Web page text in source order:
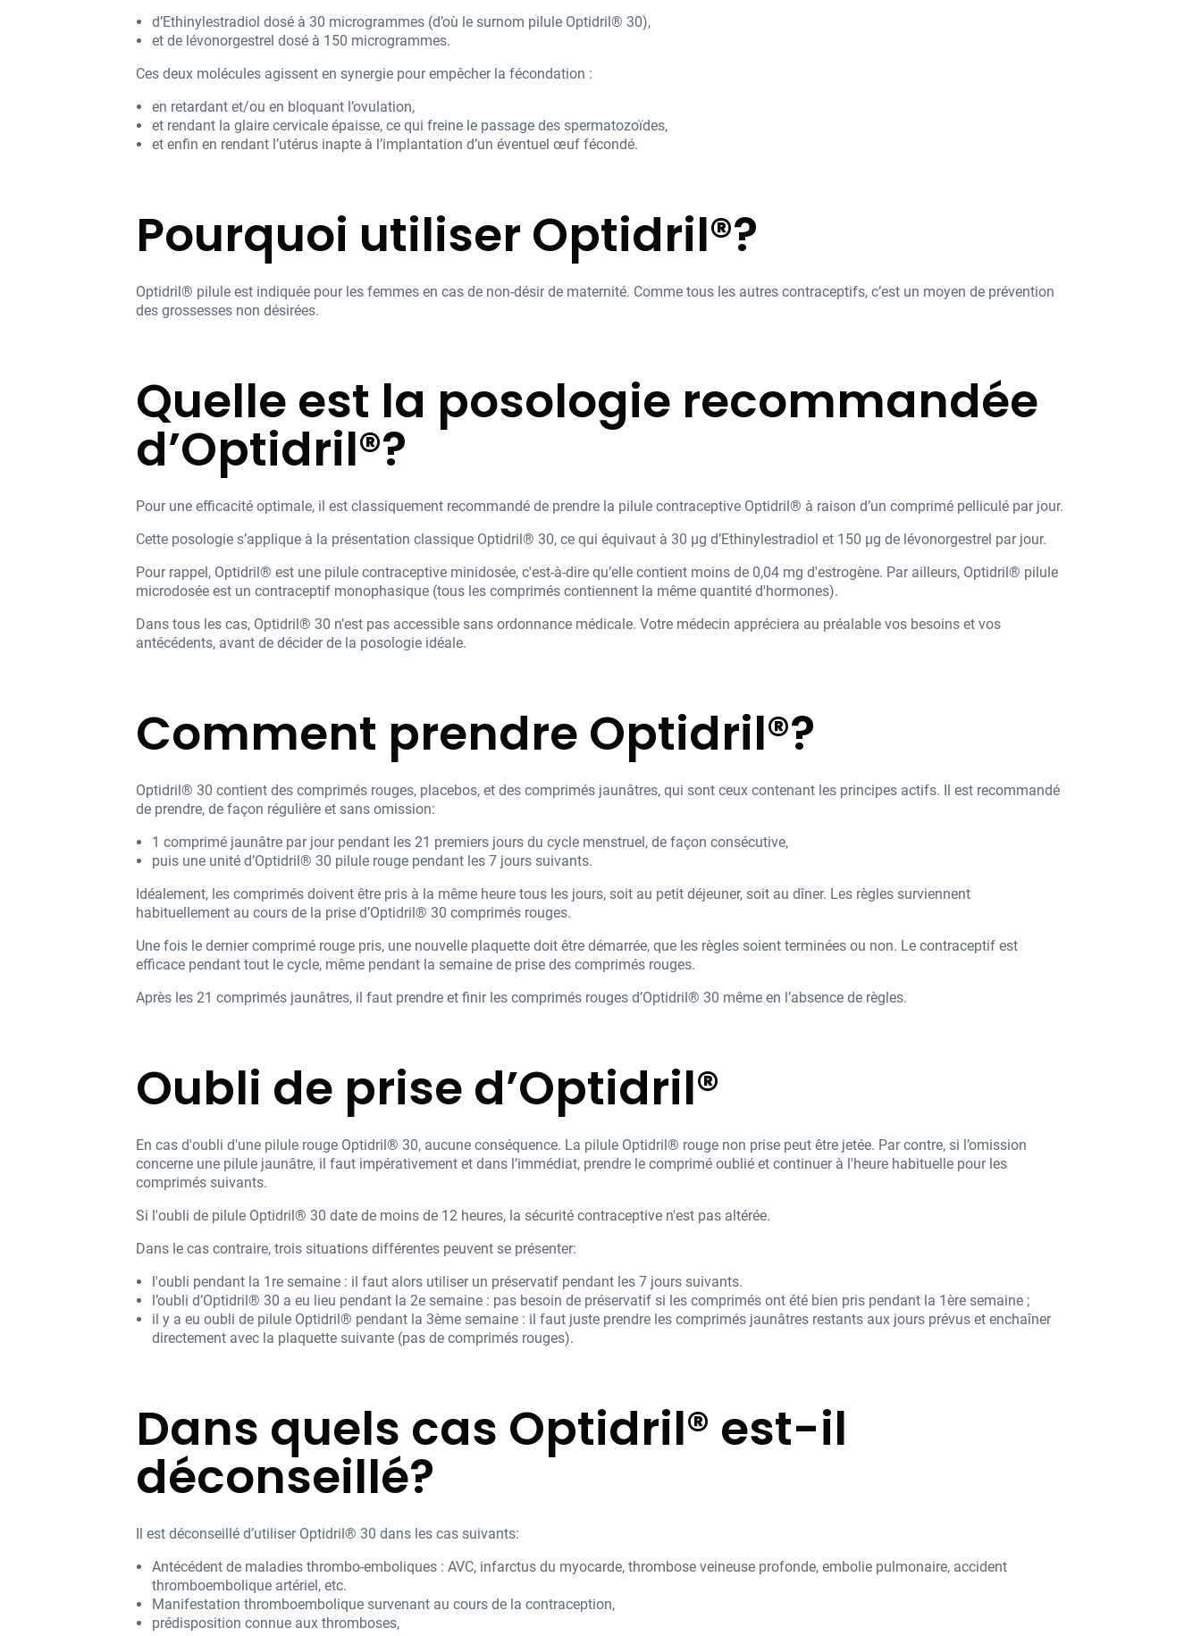
d’Ethinylestradiol dosé à 30 microgrammes (d’où le surnom pilule Optidril® 30),
et de lévonorgestrel dosé à 150 microgrammes.
Ces deux molécules agissent en synergie pour empêcher la fécondation :
en retardant et/ou en bloquant l’ovulation,
et rendant la glaire cervicale épaisse, ce qui freine le passage des spermatozoïdes,
et enfin en rendant l’utérus inapte à l’implantation d’un éventuel œuf fécondé.
Pourquoi utiliser Optidril®?
Optidril® pilule est indiquée pour les femmes en cas de non-désir de maternité. Comme tous les autres contraceptifs, c’est un moyen de prévention
des grossesses non désirées.
Quelle est la posologie recommandée
d’Optidril®?
Pour une efficacité optimale, il est classiquement recommandé de prendre la pilule contraceptive Optidril® à raison d’un comprimé pelliculé par jour.
Cette posologie s’applique à la présentation classique Optidril® 30, ce qui équivaut à 30 µg d’Ethinylestradiol et 150 µg de lévonorgestrel par jour.
Pour rappel, Optidril® est une pilule contraceptive minidosée, c'est-à-dire qu’elle contient moins de 0,04 mg d'estrogène. Par ailleurs, Optidril® pilule
microdosée est un contraceptif monophasique (tous les comprimés contiennent la même quantité d'hormones).
Dans tous les cas, Optidril® 30 n’est pas accessible sans ordonnance médicale. Votre médecin appréciera au préalable vos besoins et vos
antécédents, avant de décider de la posologie idéale.
Comment prendre Optidril®?
Optidril® 30 contient des comprimés rouges, placebos, et des comprimés jaunâtres, qui sont ceux contenant les principes actifs. Il est recommandé
de prendre, de façon régulière et sans omission:
1 comprimé jaunâtre par jour pendant les 21 premiers jours du cycle menstruel, de façon consécutive,
puis une unité d’Optidril® 30 pilule rouge pendant les 7 jours suivants.
Idéalement, les comprimés doivent être pris à la même heure tous les jours, soit au petit déjeuner, soit au dîner. Les règles surviennent
habituellement au cours de la prise d’Optidril® 30 comprimés rouges.
Une fois le dernier comprimé rouge pris, une nouvelle plaquette doit être démarrée, que les règles soient terminées ou non. Le contraceptif est
efficace pendant tout le cycle, même pendant la semaine de prise des comprimés rouges.
Après les 21 comprimés jaunâtres, il faut prendre et finir les comprimés rouges d’Optidril® 30 même en l’absence de règles.
Oubli de prise d’Optidril®
En cas d'oubli d'une pilule rouge Optidril® 30, aucune conséquence. La pilule Optidril® rouge non prise peut être jetée. Par contre, si l’omission
concerne une pilule jaunâtre, il faut impérativement et dans l’immédiat, prendre le comprimé oublié et continuer à l'heure habituelle pour les
comprimés suivants.
Si l'oubli de pilule Optidril® 30 date de moins de 12 heures, la sécurité contraceptive n'est pas altérée.
Dans le cas contraire, trois situations différentes peuvent se présenter:
l'oubli pendant la 1re semaine : il faut alors utiliser un préservatif pendant les 7 jours suivants.
l’oubli d’Optidril® 30 a eu lieu pendant la 2e semaine : pas besoin de préservatif si les comprimés ont été bien pris pendant la 1ère semaine ;
il y a eu oubli de pilule Optidril® pendant la 3ème semaine : il faut juste prendre les comprimés jaunâtres restants aux jours prévus et enchaîner
directement avec la plaquette suivante (pas de comprimés rouges).
Dans quels cas Optidril® est-il
déconseillé?
Il est déconseillé d’utiliser Optidril® 30 dans les cas suivants:
Antécédent de maladies thrombo-emboliques : AVC, infarctus du myocarde, thrombose veineuse profonde, embolie pulmonaire, accident
thromboembolique artériel, etc.
Manifestation thromboembolique survenant au cours de la contraception,
prédisposition connue aux thromboses,